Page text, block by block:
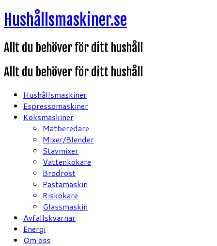
Hoppa
till
Hushållsmaskiner.se
Allt du behöver för ditt hushåll
Allt du behöver för ditt hushåll
Hushållsmaskiner
Espressomaskiner
Köksmaskiner
Matberedare
Mixer/Blender
Stavmixer
Vattenkokare
Brödrost
Pastamaskin
Riskokare
Glassmaskin
Avfallskvarnar
Energi
Om oss